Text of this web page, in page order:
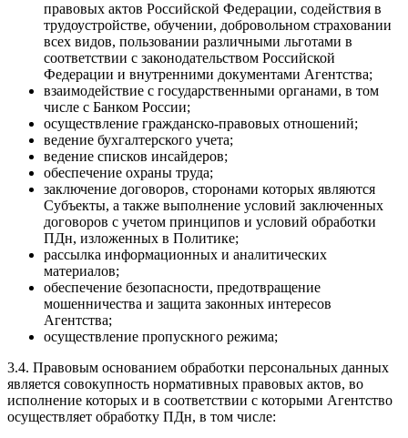
правовых актов Российской Федерации, содействия в
трудоустройстве, обучении, добровольном страховании
всех видов, пользовании различными льготами в
соответствии с законодательством Российской
Федерации и внутренними документами Агентства;
взаимодействие с государственными органами, в том
числе с Банком России;
осуществление гражданско-правовых отношений;
ведение бухгалтерского учета;
ведение списков инсайдеров;
обеспечение охраны труда;
заключение договоров, сторонами которых являются
Субъекты, а также выполнение условий заключенных
договоров с учетом принципов и условий обработки
ПДн, изложенных в Политике;
рассылка информационных и аналитических
материалов;
обеспечение безопасности, предотвращение
мошенничества и защита законных интересов
Агентства;
осуществление пропускного режима;
3.4. Правовым основанием обработки персональных данных
является совокупность нормативных правовых актов, во
исполнение которых и в соответствии с которыми Агентство
осуществляет обработку ПДн, в том числе: